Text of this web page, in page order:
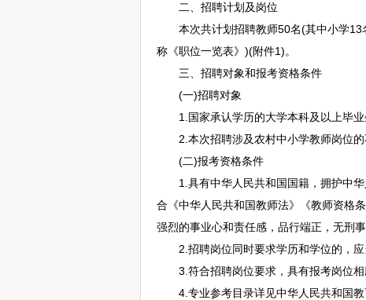
二、 招聘计划及岗位
本次共计划招聘教师50名(其中小学13
称《职位一览表》)(附件1)。
三、 招聘对象和报考资格条件
(一)招聘对象
1.国家承认学历的大学本科及以上毕业
2.本次招聘涉及农村中小学教师岗位
(二)报考资格条件
1.具有中华人民共和国国籍，拥护中华
合《中华人民共和国教师法》《教师资格
强烈的事业心和责任感，品行端正，无刑
2. 招聘岗位同时要求学历和学位的，
3.符合招聘岗位要求，具有报考岗位
4.专业参考目录详见中华人民共和国教